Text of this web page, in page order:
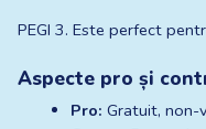
PEGI 3. Este perfect
Aspecte pro și
Pro: Gratuit, non-